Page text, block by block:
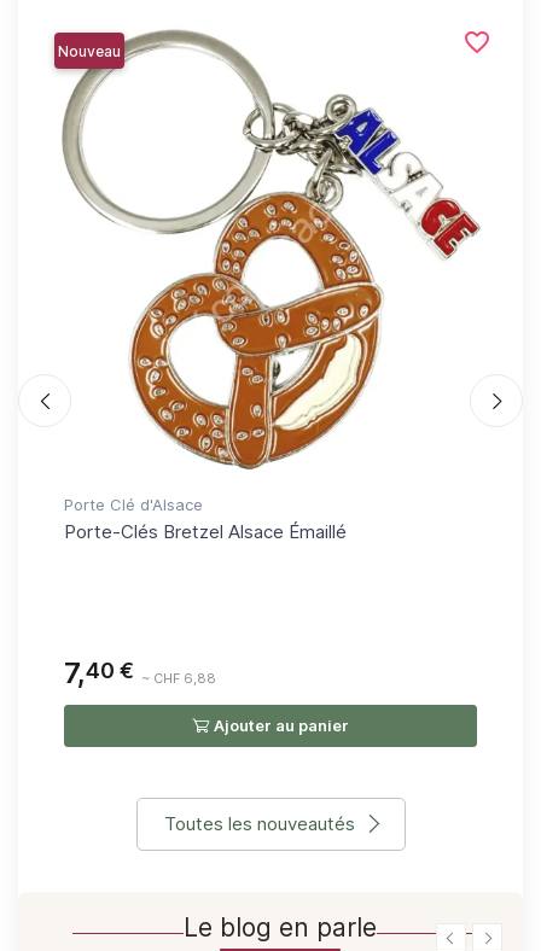
Nouveau
Porte Clé d'Alsace
Porte-Clés Bretzel Alsace Émaillé
7,40 € ~ CHF 6,88
favorite_border
Ajouter au panier
Toutes les nouveautés
Le blog en parle